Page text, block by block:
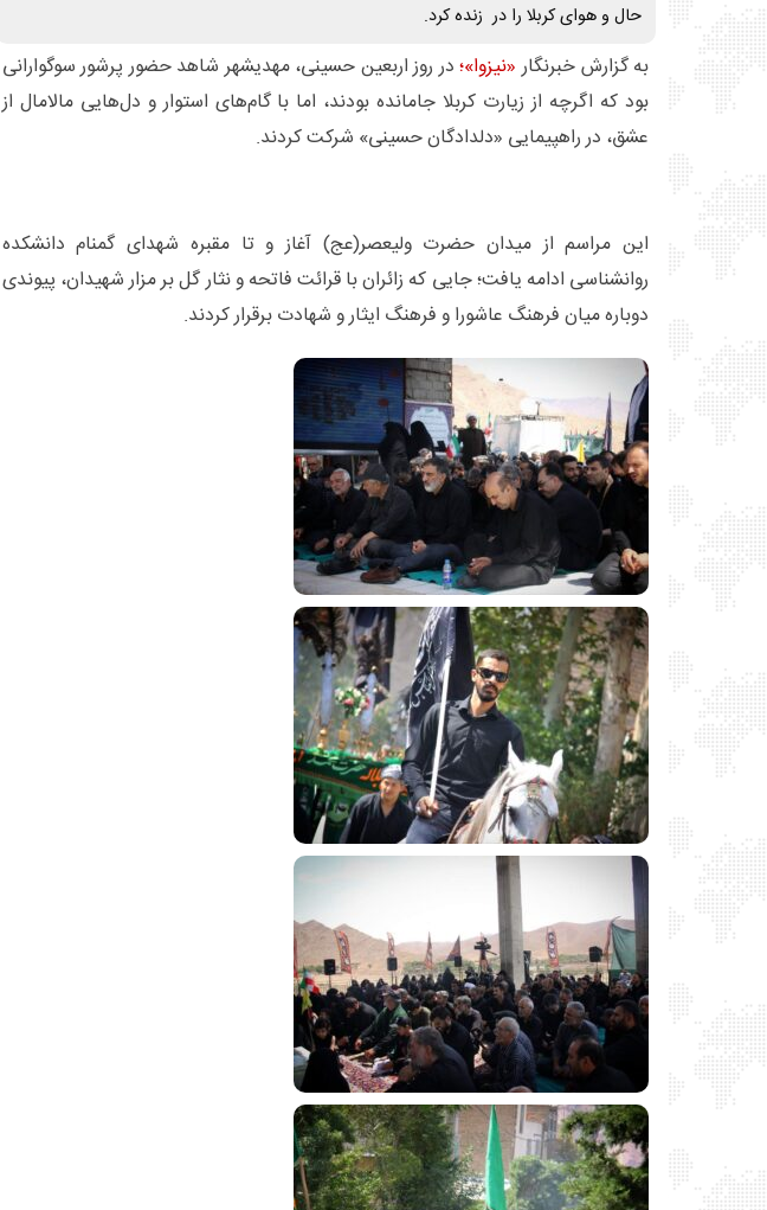
حال و هوای کربلا را در زنده کرد.
به گزارش خبرنگار«نیزوا»؛در روز اربعین حسینی، مهدیشهر شاهد حضور پرشور سوگوارانی
بود که اگرچه از زیارت کربلا جامانده بودند، اما با گام‌های استوار و دل‌هایی مالامال از
عشق، در راهپیمایی «دلدادگان حسینی» شرکت کردند.
این مراسم از میدان حضرت ولیعصر(عج) آغاز و تا مقبره شهدای گمنام دانشکده
روانشناسی ادامه یافت؛ جایی که زائران با قرائت فاتحه و نثار گل بر مزار شهیدان، پیوندی
دوباره میان فرهنگ عاشورا و فرهنگ ایثار و شهادت برقرار کردند.